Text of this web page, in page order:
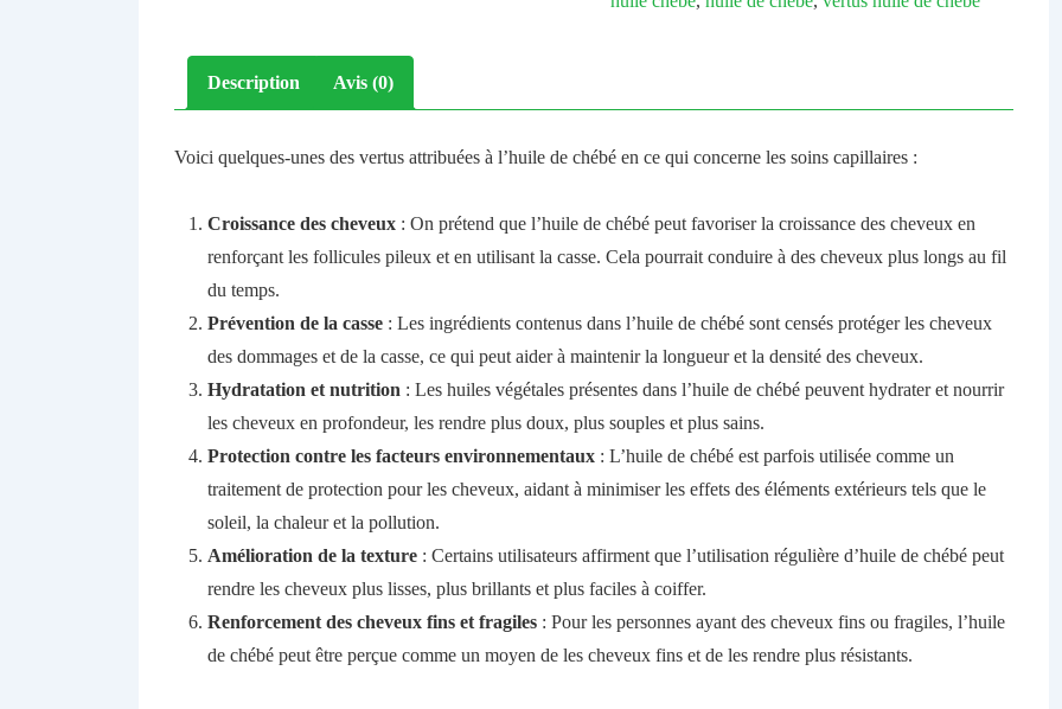
&
la
pousse
des
cheveux
Description Avis (0)
Voici quelques-unes des vertus attribuées à l’huile de chébé en ce qui concerne les soins capillaires :
Croissance des cheveux : On prétend que l’huile de chébé peut favoriser la croissance des cheveux en
renforçant les follicules pileux et en utilisant la casse. Cela pourrait conduire à des cheveux plus longs au fil
du temps.
Prévention de la casse : Les ingrédients contenus dans l’huile de chébé sont censés protéger les cheveux
des dommages et de la casse, ce qui peut aider à maintenir la longueur et la densité des cheveux.
Hydratation et nutrition : Les huiles végétales présentes dans l’huile de chébé peuvent hydrater et nourrir
les cheveux en profondeur, les rendre plus doux, plus souples et plus sains.
Protection contre les facteurs environnementaux : L’huile de chébé est parfois utilisée comme un
traitement de protection pour les cheveux, aidant à minimiser les effets des éléments extérieurs tels que le
soleil, la chaleur et la pollution.
Amélioration de la texture : Certains utilisateurs affirment que l’utilisation régulière d’huile de chébé peut
rendre les cheveux plus lisses, plus brillants et plus faciles à coiffer.
Renforcement des cheveux fins et fragiles : Pour les personnes ayant des cheveux fins ou fragiles, l’huile
de chébé peut être perçue comme un moyen de les cheveux fins et de les rendre plus résistants.